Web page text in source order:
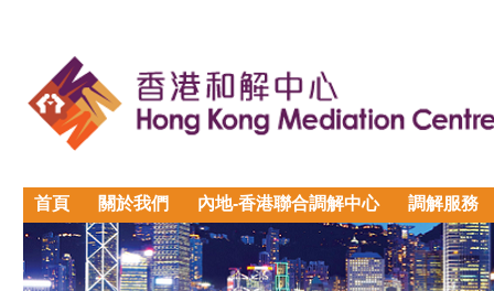
首頁 關於我們 內地-香港聯合調解中心 調解服務